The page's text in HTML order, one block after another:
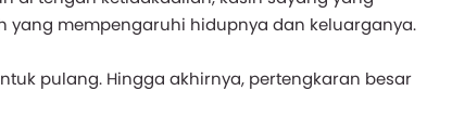
mempengaruhi hidupnya dan keluarganya.
pulang. Hingga akhirnya, pertengkaran besar